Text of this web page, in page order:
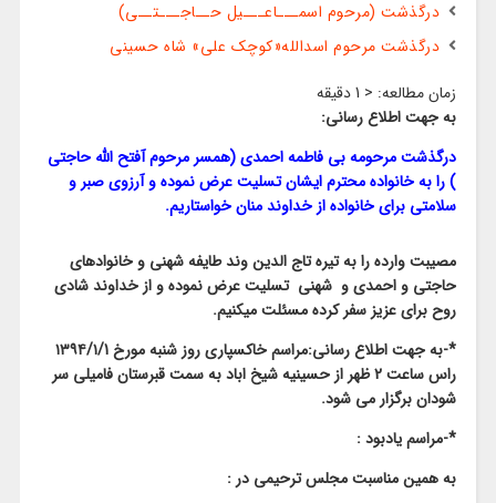
درگذشت (مرحوم اسمـــاعـــیل حــاجـــتــی)
درگذشت مرحوم اسدالله«کوچک علی» شاه حسینی
زمان مطالعه: < 1 دقیقه
به جهت اطلاع رسانی:
درگذشت مرحومه بی فاطمه احمدی (همسر مرحوم آفتح الله حاجتی
) را به خانواده محترم ایشان تسلیت عرض نموده و آرزوی صبر و
سلامتی برای خانواده از خداوند منان خواستاریم.
مصیبت وارده را به تیره تاج الدین وند طایفه شهنی و خانوادهای
حاجتی و احمدی و شهنی تسلیت عرض نموده و از خداوند شادی
روح برای عزیز سفر کرده مسئلت میکنیم.
*-به جهت اطلاع رسانی:مراسم خاکسپاری روز شنبه مورخ ۱۳۹۴/۱/1
راس ساعت 2 ظهر از حسینیه شیخ اباد به سمت قبرستان فامیلی سر
شودان برگزار می شود.
*-مراسم یادبود :
به همین مناسبت مجلس ترحیمی در :